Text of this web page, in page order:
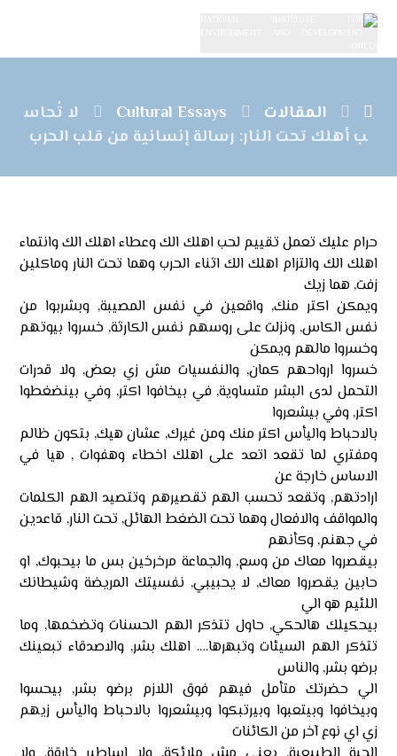
المقالات Cultural Essays
لا تُحاس
ب أهلك تحت النار: رسالة إنسانية من قلب الحرب
حرام عليك تعمل تقييم لحب اهلك الك وعطاء اهلك الك وانتماء
اهلك الك والتزام اهلك الك اثناء الحرب وهما تحت النار وماكلين
زفت, هما زيك
ويمكن اكتر منك, واقعين في نفس المصيبة, وبشربوا من
نفس الكاس, ونزلت على روسهم نفس الكارثة, خسروا بيوتهم
وخسروا مالهم ويمكن
خسروا ارواحهم كمان, والنفسيات مش زي بعض, ولا قدرات
التحمل لدى البشر متساوية, في بيخافوا اكتر, وفي بينضغطوا
اكتر, وفي بيشعروا
بالاحباط واليأس اكتر منك ومن غيرك, عشان هيك, بتكون ظالم
ومفتري لما تقعد اتعد على اهلك اخطاء وهفوات , هيا في
الاساس خارجة عن
ارادتهم, وتقعد تحسب الهم تقصيرهم وتتصيد الهم الكلمات
والمواقف والافعال وهما تحت الضغط الهائل, تحت النار, قاعدين
في جهنم, وكأنهم
بيقصروا معاك من وسع, والجماعة مرخرخين بس ما بيحبوك, او
حابين يقصروا معاك, لا يحبيبي, نفسيتك المريضة وشيطانك
اللئيم هو الي
بيحكيلك هالحكي, حاول تتذكر الهم الحسنات وتضخمها, وما
تتذكر الهم السيئات وتبهرها…. اهلك بشر, والاصدقاء تبعينك
برضو بشر, والناس
الي حضرتك متأمل فيهم فوق اللازم برضو بشر, بيحسوا
وبيخافوا وبيتعبوا وبيرتبكوا وبيشعروا بالاحباط واليأس زيهم
زي اي نوع آخر من الكائنات